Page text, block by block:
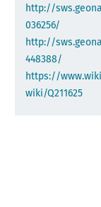
http://
036256/
http://
448388/
https://
wiki/Q211625